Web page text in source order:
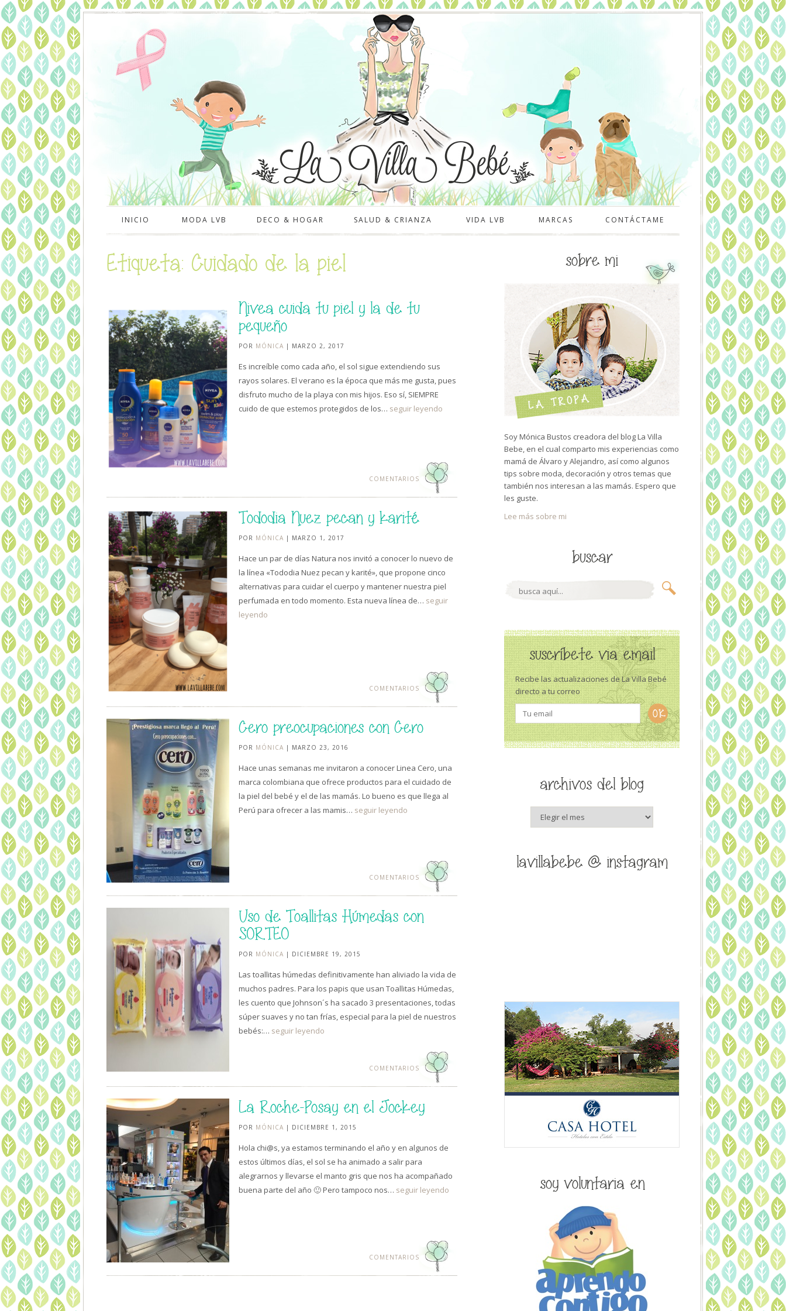
INICIO MODA LVB DECO & HOGAR SALUD & CRIANZA VIDA LVB MARCAS CONTÁCTAME
Etiqueta: Cuidado de la piel
Nivea cuida tu piel y la de tu
pequeño
POR MÓNICA | MARZO 2, 2017
Es increíble como cada año, el sol sigue extendiendo sus
rayos solares. El verano es la época que más me gusta, pues
disfruto mucho de la playa con mis hijos. Eso sí, SIEMPRE
cuido de que estemos protegidos de los… seguir leyendo
COMENTARIOS
Tododia Nuez pecan y karité
POR MÓNICA | MARZO 1, 2017
Hace un par de días Natura nos invitó a conocer lo nuevo de
la línea «Tododia Nuez pecan y karité», que propone cinco
alternativas para cuidar el cuerpo y mantener nuestra piel
perfumada en todo momento. Esta nueva línea de… seguir
leyendo
COMENTARIOS
Cero preocupaciones con Cero
POR MÓNICA | MARZO 23, 2016
Hace unas semanas me invitaron a conocer Linea Cero, una
marca colombiana que ofrece productos para el cuidado de
la piel del bebé y el de las mamás. Lo bueno es que llega al
Perú para ofrecer a las mamis… seguir leyendo
COMENTARIOS
Uso de Toallitas Húmedas con
SORTEO
POR MÓNICA | DICIEMBRE 19, 2015
Las toallitas húmedas definitivamente han aliviado la vida de
muchos padres. Para los papis que usan Toallitas Húmedas,
les cuento que Johnson´s ha sacado 3 presentaciones, todas
súper suaves y no tan frías, especial para la piel de nuestros
bebés:… seguir leyendo
COMENTARIOS
La Roche-Posay en el Jockey
POR MÓNICA | DICIEMBRE 1, 2015
Hola chi@s, ya estamos terminando el año y en algunos de
estos últimos días, el sol se ha animado a salir para
alegrarnos y llevarse el manto gris que nos ha acompañado
buena parte del año 🙂 Pero tampoco nos… seguir leyendo
COMENTARIOS
sobre mi
Soy Mónica Bustos creadora del blog La Villa
Bebe, en el cual comparto mis experiencias como
mamá de Álvaro y Alejandro, así como algunos
tips sobre moda, decoración y otros temas que
también nos interesan a las mamás. Espero que
les guste.
Lee más sobre mi
buscar
suscríbete via email
Recibe las actualizaciones de La Villa Bebé
directo a tu correo
archivos del blog
archivos
lavillabebe @ instagram
soy voluntaria en